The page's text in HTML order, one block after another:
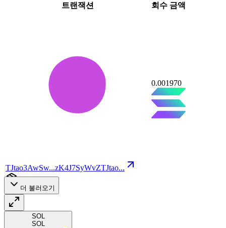
트랜잭션 회수 금액
TJtao3AwSw...zK4J7SyWvZTJtao...
0.001970
더 불러오기
SOL
SOL